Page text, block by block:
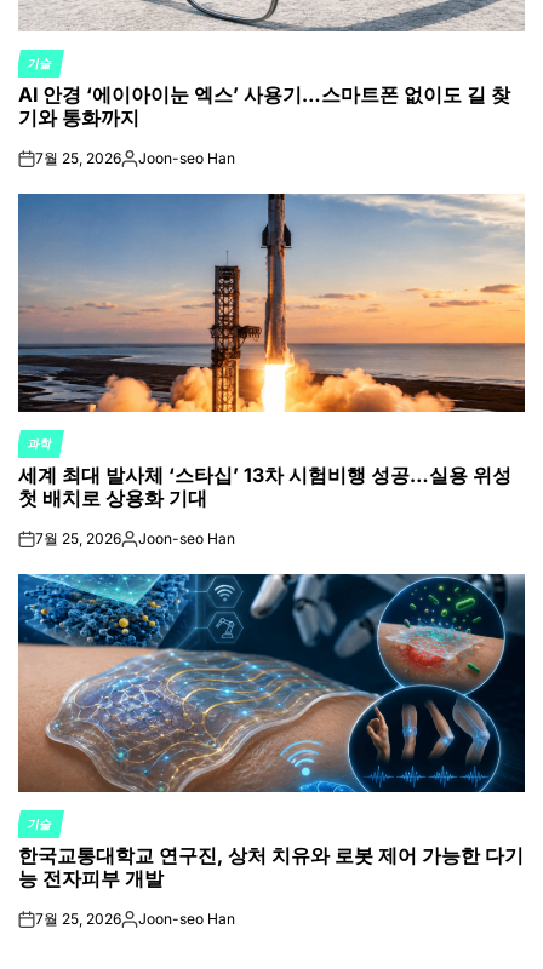
POSTED
IN
기술
AI 안경 ‘에이아이눈 엑스’ 사용기…스마트폰 없이도 길 찾
기와 통화까지
on7월 25, 2026Posted
Joon-seo Han
POSTED
IN
과학
세계 최대 발사체 ‘스타십’ 13차 시험비행 성공…실용 위성
첫 배치로 상용화 기대
on7월 25, 2026Posted
Joon-seo Han
POSTED
IN
기술
한국교통대학교 연구진, 상처 치유와 로봇 제어 가능한 다기
능 전자피부 개발
on7월 25, 2026Posted
Joon-seo Han